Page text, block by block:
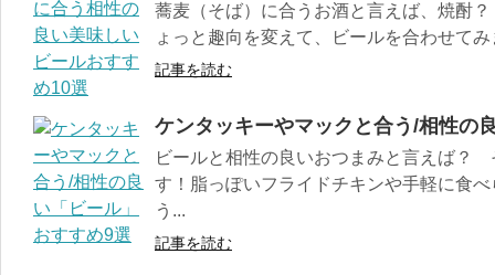
蕎麦（そば）に合うお酒と言えば、焼酎
ょっと趣向を変えて、ビールを合わせて
記事を読む
ケンタッキーやマックと合う/相性の
ビールと相性の良いおつまみと言えば？
す！脂っぽいフライドチキンや手軽に食
う...
記事を読む